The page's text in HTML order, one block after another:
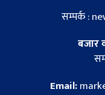
सम्पर्क :
बजार
Email: